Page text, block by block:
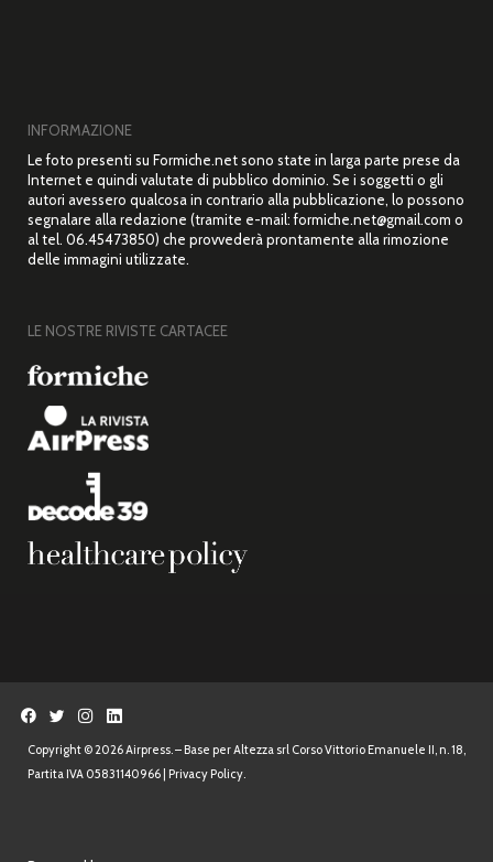
INFORMAZIONE
Le foto presenti su Formiche.net sono state in larga parte prese da
Internet e quindi valutate di pubblico dominio. Se i soggetti o gli
autori avessero qualcosa in contrario alla pubblicazione, lo possono
segnalare alla redazione (tramite e-mail: formiche.net@gmail.com o
al tel. 06.45473850) che provvederà prontamente alla rimozione
delle immagini utilizzate.
LE NOSTRE RIVISTE CARTACEE
Copyright © 2026 Airpress. – Base per Altezza srl Corso Vittorio Emanuele II, n. 18,
Partita IVA 05831140966 | Privacy Policy.